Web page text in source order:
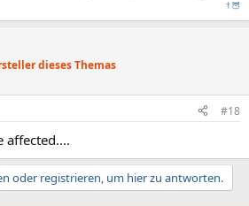
† 🦉
dieses Themas
#18
affected....
oder registrieren, um hier zu antworten.